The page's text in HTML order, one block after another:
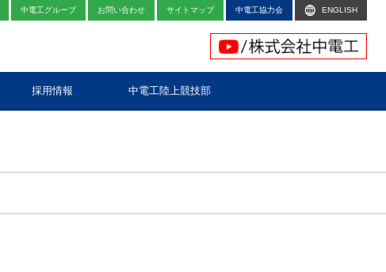
採用情報 中電工陸上競技部
中電工グループ お問い合わせ サイトマップ 中電工協力会 ENGLISH